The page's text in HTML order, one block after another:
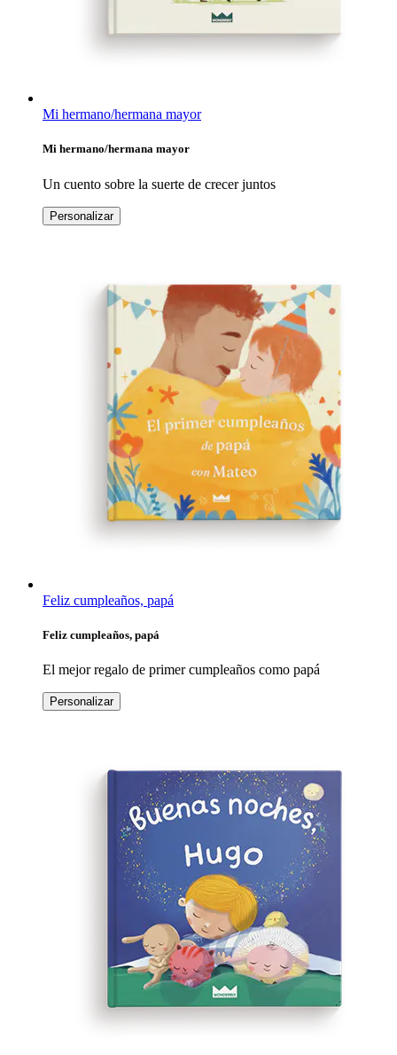
Mi hermano/hermana mayor
Mi hermano/hermana mayor
Un cuento sobre la suerte de crecer juntos
Personalizar
Feliz cumpleaños, papá
Feliz cumpleaños, papá
El mejor regalo de primer cumpleaños como papá
Personalizar